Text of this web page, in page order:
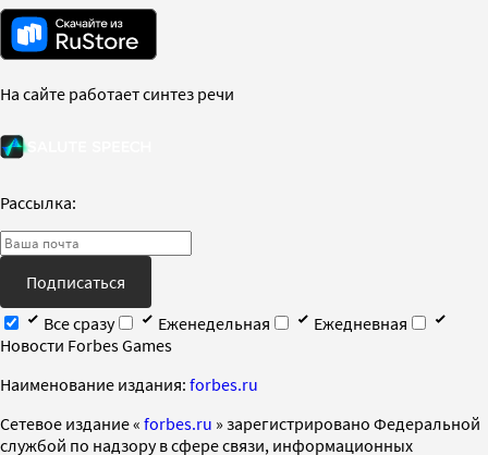
На сайте работает синтез речи
Рассылка:
Подписаться
Все сразу
Еженедельная
Ежедневная
Новости Forbes Games
Наименование издания: forbes.ru
Cетевое издание « forbes.ru » зарегистрировано Федеральной
службой по надзору в сфере связи, информационных